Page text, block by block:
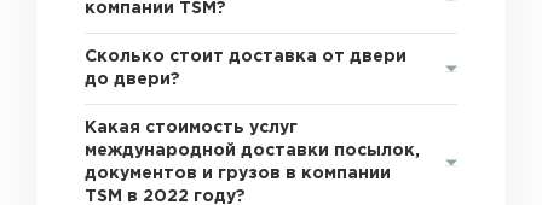
компании TSM?
Сколько стоит доставка от двери
до двери?
Какая стоимость услуг
международной доставки посылок,
документов и грузов в компании
TSM в 2022 году?